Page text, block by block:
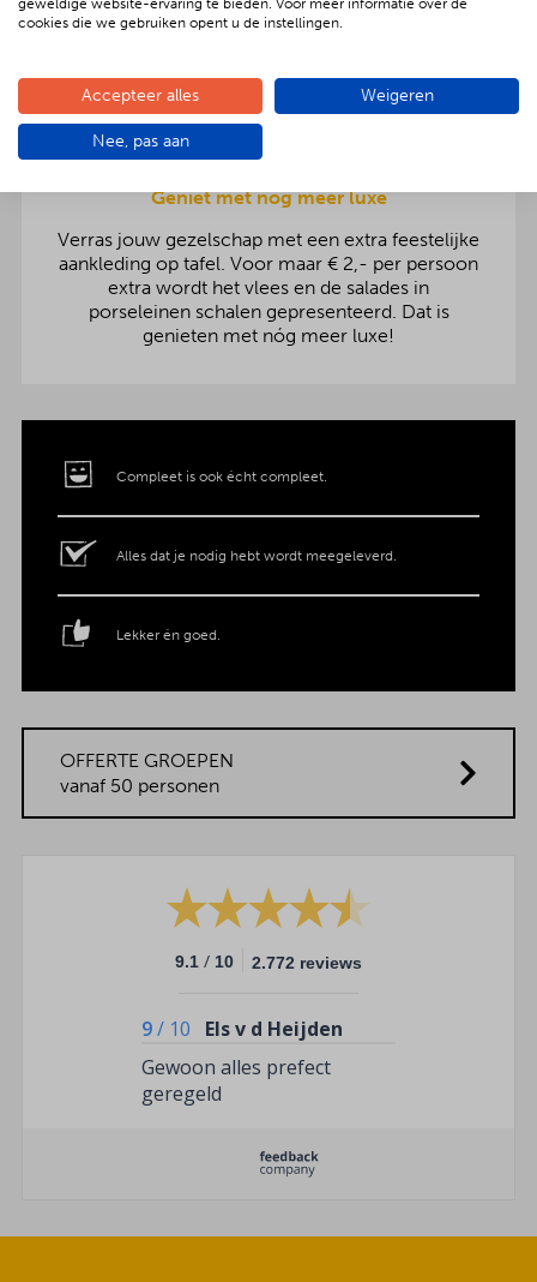
gas),salades, stokbrood en kruidenboter,
de vieze vaat wordt netjes opgehaald!
Geniet met nóg meer luxe
Verras jouw gezelschap met een extra feestelijke
aankleding op tafel. Voor maar € 2,- per persoon
extra wordt het vlees en de salades in
porseleinen schalen gepresenteerd. Dat is
genieten met nóg meer luxe!
Compleet is ook écht compleet.
Alles dat je nodig hebt wordt meegeleverd.
Lekker én goed.
OFFERTE GROEPEN
vanaf 50 personen
9.1 / 10 2.772 reviews
9/ 10
Els v d Heijden
Gewoon alles prefect
geregeld
cookies die we gebruiken opent u de instellingen.
Accepteer alles Weigeren
Nee, pas aan